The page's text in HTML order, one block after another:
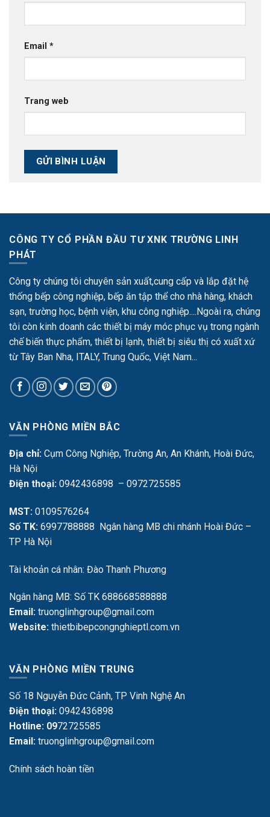
Email *
Trang web
CÔNG TY CỔ PHẦN ĐẦU TƯ XNK TRƯỜNG LINH
PHÁT
Công ty chúng tôi chuyên sản xuất,cung cấp và lắp đặt hệ
thống bếp công nghiệp, bếp ăn tập thể cho nhà hàng, khách
sạn, trường học, bệnh viện, khu công nghiệp....Ngoài ra, chúng
tôi còn kinh doanh các thiết bị máy móc phục vụ trong ngành
chế biến thực phẩm, thiết bị lạnh, thiết bị siêu thị có xuất xứ
từ Tây Ban Nha, ITALY, Trung Quốc, Việt Nam...
VĂN PHÒNG MIỀN BẮC
Địa chỉ: Cụm Công Nghiệp, Trường An, An Khánh, Hoài Đức,
Hà Nội
Điện thoại: 0942436898 – 0972725585
MST: 0109576264
Số TK: 6997788888 Ngân hàng MB chi nhánh Hoài Đức –
TP Hà Nội
Tài khoản cá nhân: Đào Thanh Phương
Ngân hàng MB: Số TK 688668588888
Email: truonglinhgroup@gmail.com
Website: thietbibepcongnghieptl.com.vn
VĂN PHÒNG MIỀN TRUNG
Số 18 Nguyễn Đức Cảnh, TP Vinh Nghệ An
Điện thoại: 0942436898
Hotline: 0972725585
Email: truonglinhgroup@gmail.com
Chính sách hoàn tiền